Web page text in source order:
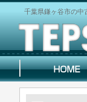
千葉県鎌ヶ谷市の中